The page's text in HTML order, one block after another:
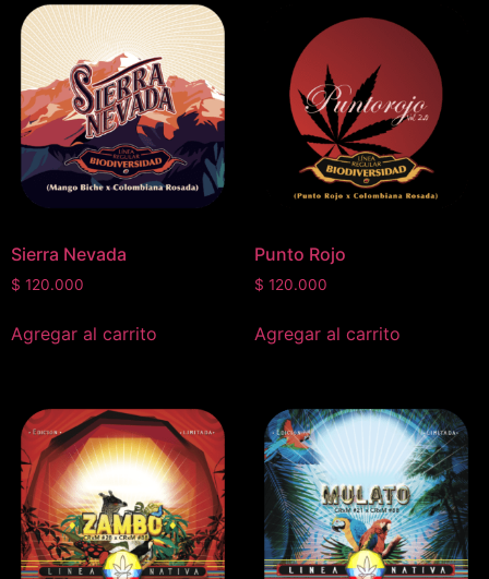
Sierra Nevada
$ 120.000
Agregar al carrito
Punto Rojo
$ 120.000
Agregar al carrito